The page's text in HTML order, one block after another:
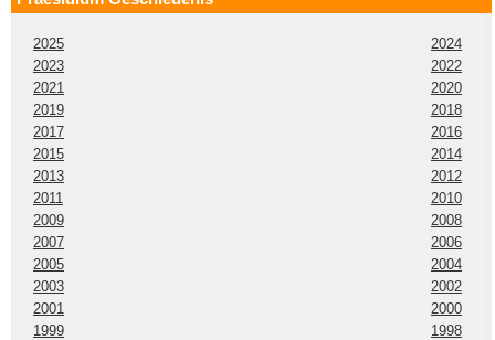
2025
2024
2023
2022
2021
2020
2019
2018
2017
2016
2015
2014
2013
2012
2011
2010
2009
2008
2007
2006
2005
2004
2003
2002
2001
2000
1999
1998